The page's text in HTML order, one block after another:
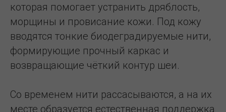
которая помогает устранить дряблость,
морщины и провисание кожи. Под кожу
вводятся тонкие биодеградируемые нити,
формирующие прочный каркас и
возвращающие чёткий контур шеи.
Со временем нити рассасываются, а на их
месте образуется естественная поддержка